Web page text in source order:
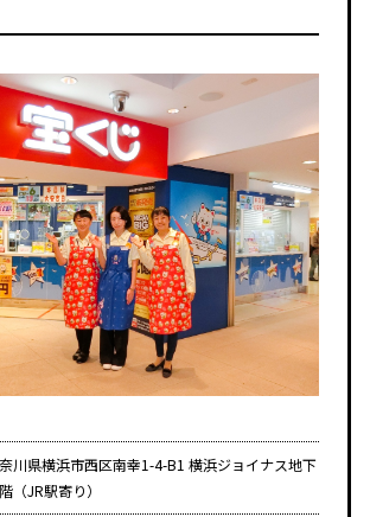
川県横浜市西区南幸1-4-B1 横浜ジョイナス地下
（JR駅寄り）